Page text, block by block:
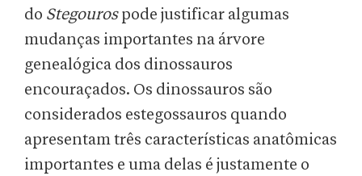
do Stegourospode justificar algumas
mudanças importantes na árvore
genealógica dos dinossauros
encouraçados. Os dinossauros são
considerados estegossauros quando
apresentam três características anatômicas
importantes e uma delas é justamente o